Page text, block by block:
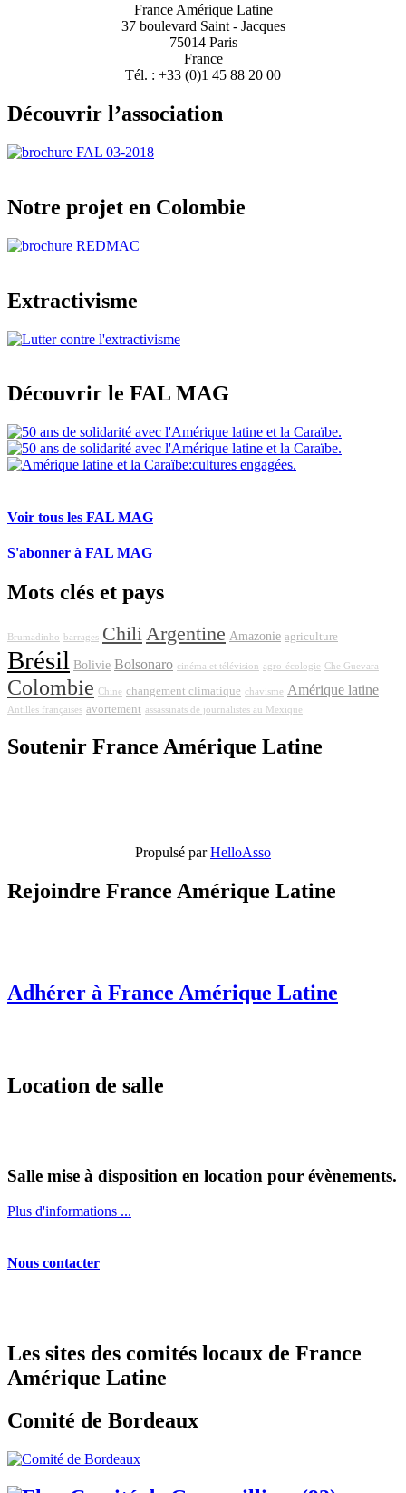
France Amérique Latine
37 boulevard Saint - Jacques
75014 Paris
France
Tél. : +33 (0)1 45 88 20 00
Découvrir l’association
Notre projet en Colombie
Extractivisme
Découvrir le FAL MAG
Voir tous les FAL MAG
S'abonner à FAL MAG
Mots clés et pays
Brumadinho barrages ChiliArgentine Amazonie agriculture
Brésil Bolivie Bolsonaro cinéma et télévision agro-écologie Che Guevara
Colombie Chine changement climatique chavisme Amérique latine
Antilles françaises avortement assassinats de journalistes au Mexique
Soutenir France Amérique Latine
Propulsé parHelloAsso
Rejoindre France Amérique Latine
Adhérer à France Amérique Latine
Location de salle
Salle mise à disposition en location pour évènements.
Plus d'informations ...
Nous contacter
Les sites des comités locaux de France
Amérique Latine
Comité de Bordeaux